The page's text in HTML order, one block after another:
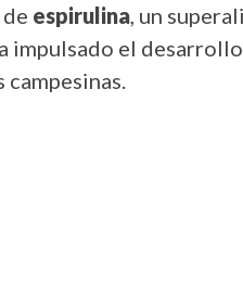
espirulina, un
impulsado el
campesinas.